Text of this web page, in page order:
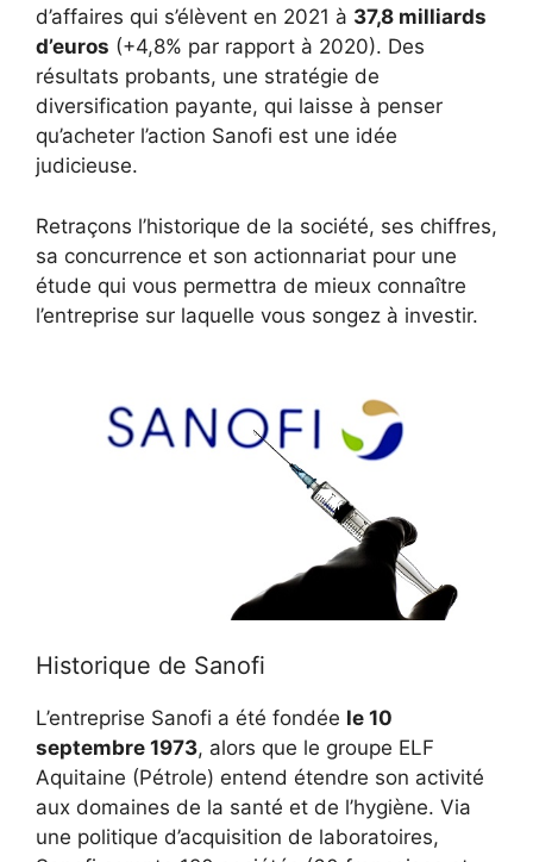
d’affaires qui s’élèvent en 2021 à 37,8 milliards
d’euros (+4,8% par rapport à 2020). Des
résultats probants, une stratégie de
diversification payante, qui laisse à penser
qu’acheter l’action Sanofi est une idée
judicieuse.
Retraçons l’historique de la société, ses chiffres,
sa concurrence et son actionnariat pour une
étude qui vous permettra de mieux connaître
l’entreprise sur laquelle vous songez à investir.
Historique de Sanofi
L’entreprise Sanofi a été fondée le 10
septembre 1973, alors que le groupe ELF
Aquitaine (Pétrole) entend étendre son activité
aux domaines de la santé et de l’hygiène. Via
une politique d’acquisition de laboratoires,